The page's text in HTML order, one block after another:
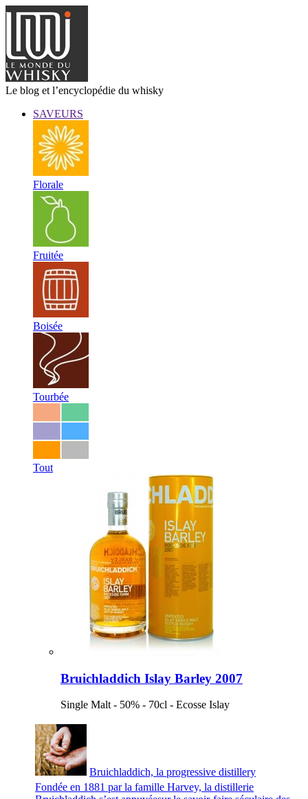
Le blog et l’encyclopédie du whisky
SAVEURS
Florale
Fruitée
Boisée
Tourbée
Tout
Bruichladdich Islay Barley 2007
Single Malt - 50% - 70cl - Ecosse Islay
Bruichladdich, la progressive distillery
Fondée en 1881 par la famille Harvey, la distillerie